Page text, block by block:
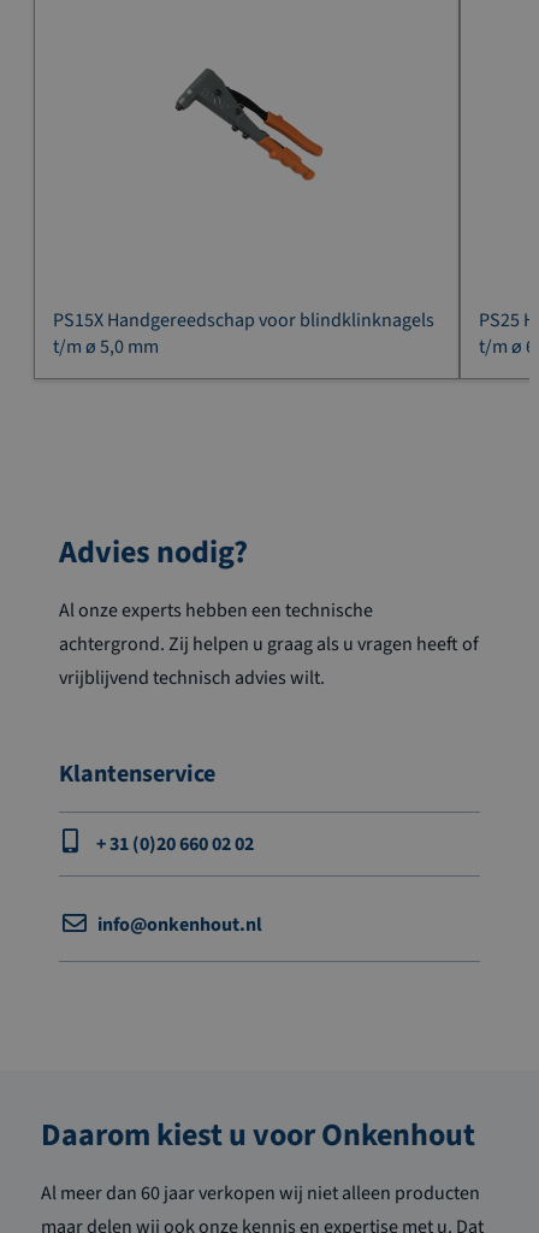
PS15X Handgereedschap voor blindklinknagels
t/m ø 5,0 mm
PS25
t/m ø
Advies nodig?
Al onze experts hebben een technische
achtergrond. Zij helpen u graag als u vragen heeft of
vrijblijvend technisch advies wilt.
Klantenservice
+ 31 (0)20 660 02 02
info@onkenhout.nl
Daarom kiest u voor Onkenhout
Al meer dan 60 jaar verkopen wij niet alleen producten
maar delen wij ook onze kennis en expertise met u. Dat